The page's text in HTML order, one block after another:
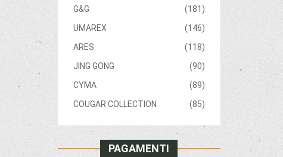
(181)
G&G
(146)
UMAREX
(118)
ARES
(90)
JING GONG
(89)
CYMA
(85)
COUGAR COLLECTION
PAGAMENTI